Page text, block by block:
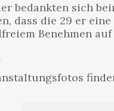
bedankten sich
dass die 29 er
Benehmen